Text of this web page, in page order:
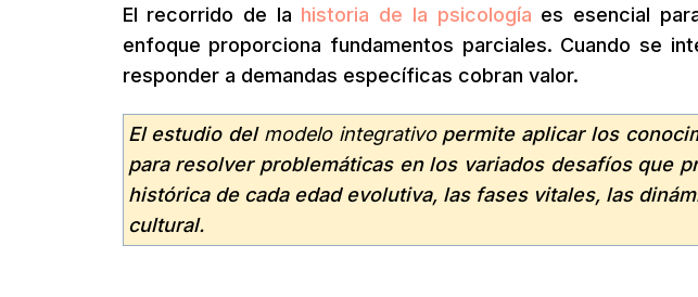
El recorrido de la historia de la psicología es esencial
enfoque proporciona fundamentos parciales. Cuando se
responder a demandas específicas cobran valor.
El estudio del modelo integrativopermite aplicar los
para resolver problemáticas en los variados desafíos que
histórica de cada edad evolutiva, las fases vitales, las
cultural.